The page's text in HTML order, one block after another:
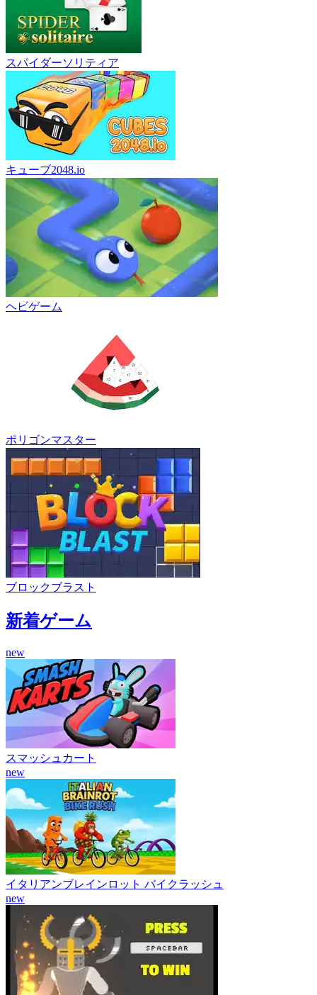
スパイダーソリティア
キューブ2048.io
ヘビゲーム
ポリゴンマスター
ブロックブラスト
新着ゲーム
new
スマッシュカート
new
イタリアンブレインロット バイクラッシュ
new